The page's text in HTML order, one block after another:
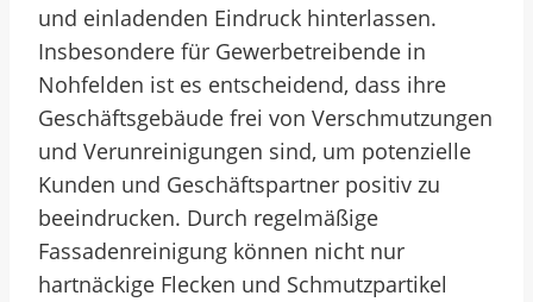
und einladenden Eindruck hinterlassen.
Insbesondere für Gewerbetreibende in
Nohfelden ist es entscheidend, dass ihre
Geschäftsgebäude frei von Verschmutzungen
und Verunreinigungen sind, um potenzielle
Kunden und Geschäftspartner positiv zu
beeindrucken. Durch regelmäßige
Fassadenreinigung können nicht nur
hartnäckige Flecken und Schmutzpartikel